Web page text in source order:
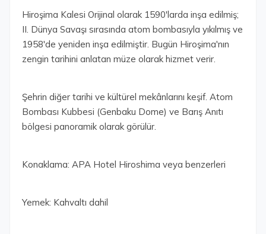
Hiroşima Kalesi Orijinal olarak 1590'larda inşa edilmiş;
II. Dünya Savaşı sırasında atom bombasıyla yıkılmış ve
1958'de yeniden inşa edilmiştir. Bugün Hiroşima'nın
zengin tarihini anlatan müze olarak hizmet verir.
Şehrin diğer tarihi ve kültürel mekânlarını keşif. Atom
Bombası Kubbesi (Genbaku Dome) ve Barış Anıtı
bölgesi panoramik olarak görülür.
Konaklama: APA Hotel Hiroshima veya benzerleri
Yemek: Kahvaltı dahil